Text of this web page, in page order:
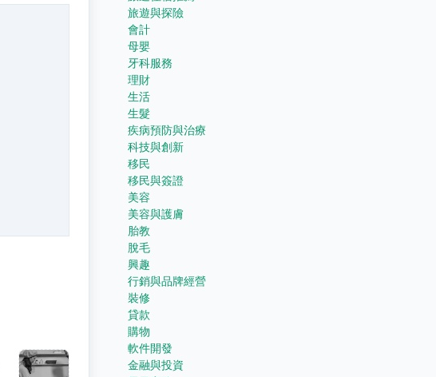
旅遊與探險
會計
母嬰
牙科服務
理財
生活
生髮
疾病預防與治療
科技與創新
移民
移民與簽證
美容
美容與護膚
胎教
脫毛
興趣
行銷與品牌經營
裝修
貸款
購物
軟件開發
金融與投資